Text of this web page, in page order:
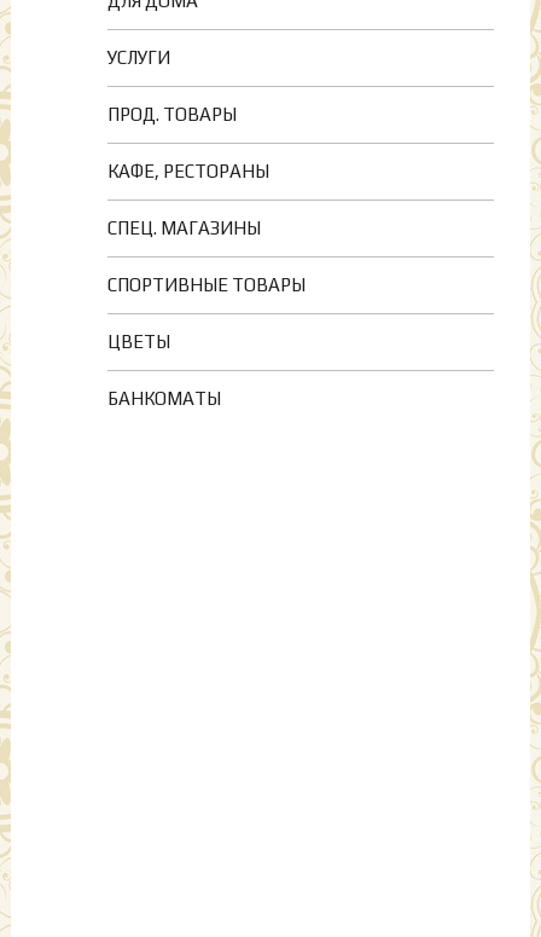
УСЛУГИ
ПРОД. ТОВАРЫ
КАФЕ, РЕСТОРАНЫ
СПЕЦ. МАГАЗИНЫ
СПОРТИВНЫЕ ТОВАРЫ
ЦВЕТЫ
БАНКОМАТЫ